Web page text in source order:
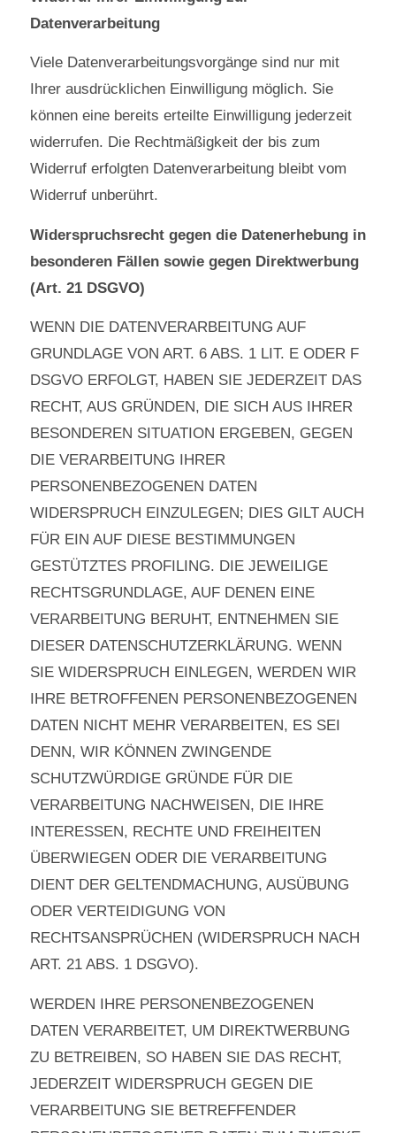
Datenverarbeitung
Viele Datenverarbeitungsvorgänge sind nur mit
Ihrer ausdrücklichen Einwilligung möglich. Sie
können eine bereits erteilte Einwilligung jederzeit
widerrufen. Die Rechtmäßigkeit der bis zum
Widerruf erfolgten Datenverarbeitung bleibt vom
Widerruf unberührt.
Widerspruchsrecht gegen die Datenerhebung in
besonderen Fällen sowie gegen Direktwerbung
(Art. 21 DSGVO)
WENN DIE DATENVERARBEITUNG AUF
GRUNDLAGE VON ART. 6 ABS. 1 LIT. E ODER F
DSGVO ERFOLGT, HABEN SIE JEDERZEIT DAS
RECHT, AUS GRÜNDEN, DIE SICH AUS IHRER
BESONDEREN SITUATION ERGEBEN, GEGEN
DIE VERARBEITUNG IHRER
PERSONENBEZOGENEN DATEN
WIDERSPRUCH EINZULEGEN; DIES GILT AUCH
FÜR EIN AUF DIESE BESTIMMUNGEN
GESTÜTZTES PROFILING. DIE JEWEILIGE
RECHTSGRUNDLAGE, AUF DENEN EINE
VERARBEITUNG BERUHT, ENTNEHMEN SIE
DIESER DATENSCHUTZERKLÄRUNG. WENN
SIE WIDERSPRUCH EINLEGEN, WERDEN WIR
IHRE BETROFFENEN PERSONENBEZOGENEN
DATEN NICHT MEHR VERARBEITEN, ES SEI
DENN, WIR KÖNNEN ZWINGENDE
SCHUTZWÜRDIGE GRÜNDE FÜR DIE
VERARBEITUNG NACHWEISEN, DIE IHRE
INTERESSEN, RECHTE UND FREIHEITEN
ÜBERWIEGEN ODER DIE VERARBEITUNG
DIENT DER GELTENDMACHUNG, AUSÜBUNG
ODER VERTEIDIGUNG VON
RECHTSANSPRÜCHEN (WIDERSPRUCH NACH
ART. 21 ABS. 1 DSGVO).
WERDEN IHRE PERSONENBEZOGENEN
DATEN VERARBEITET, UM DIREKTWERBUNG
ZU BETREIBEN, SO HABEN SIE DAS RECHT,
JEDERZEIT WIDERSPRUCH GEGEN DIE
VERARBEITUNG SIE BETREFFENDER